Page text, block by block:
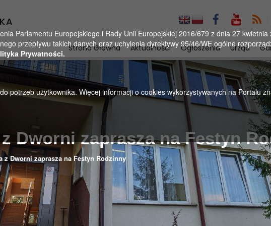
Parlamentu Europejskiego i Rady Unii Europejskiej 2016/679 z dnia 27
przepływu takich danych oraz uchylenia dyrektywy 95/46/WE ogólne
Prywatności.
potrzeb użytkownika. Więcej informacji o cookies wykorzystywanych na Portalu
Strona Główna
Aktualności Ogłoszenia Urząd
Dworni zaprasza na Festyn
z Dworni zaprasza na Festyn Rodzinny